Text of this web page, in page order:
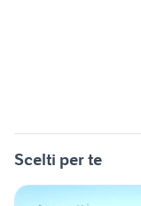
Scelti per te